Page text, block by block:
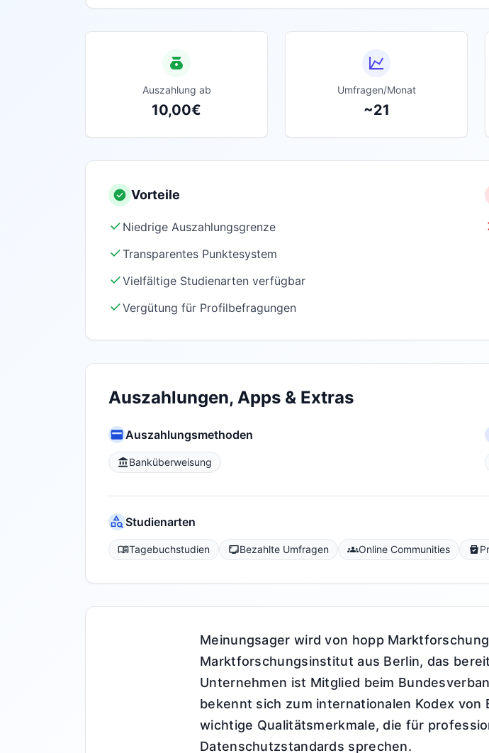
Auszahlung ab
10,00€
Umfragen/Monat
~21
Vorteile
Niedrige Auszahlungsgrenze
Transparentes Punktesystem
Vielfältige Studienarten verfügbar
Vergütung für Profilbefragungen
Auszahlungen, Apps & Extras
Auszahlungsmethoden
Banküberweisung
Studienarten
Tagebuchstudien Bezahlte Umfragen Online Communities
Meinungsager wird von hopp
Marktforschungsinstitut aus Berlin, das
Unternehmen ist Mitglied beim
bekennt sich zum internationalen Kodex von
wichtige Qualitätsmerkmale, die für
Datenschutzstandards sprechen.